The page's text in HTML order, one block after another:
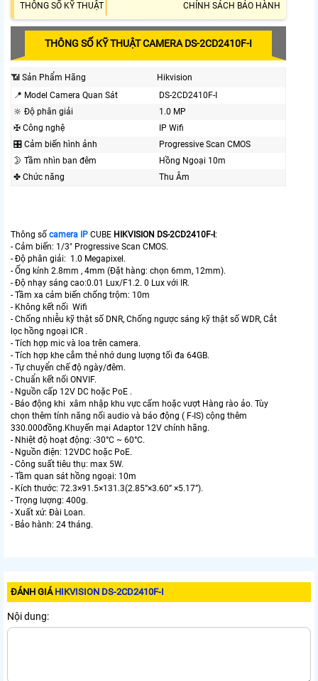
THÔNG SỐ KỸ THUẬT CHÍNH SÁCH BẢO HÀNH
THÔNG SỐ KỸ THUẬT CAMERA DS-2CD2410F-I
📶 Sản Phẩm Hãng
Hikvision
📍 Model Camera Quan Sát
DS-2CD2410F-I
🔆 Độ phân giải
1.0 MP
✠ Công nghệ
IP Wifi
🎛 Cảm biến hình ảnh
Progressive Scan CMOS
🌛 Tầm nhìn ban đêm
Hồng Ngoại 10m
✤ Chức năng
Thu Âm
Thông số camera IP CUBE HIKVISION DS-2CD2410F-I:
- Cảm biến: 1/3" Progressive Scan CMOS.
- Độ phân giải: 1.0 Megapixel.
- Ống kính 2.8mm , 4mm (Đặt hàng: chọn 6mm, 12mm).
- Độ nhạy sáng cao:0.01 Lux/F1.2. 0 Lux với IR.
- Tầm xa cảm biến chống trộm: 10m
- Không kết nối Wifi
- Chống nhiễu kỹ thật số DNR, Chống ngược sáng kỹ thật số WDR, Cắt
lọc hồng ngoại ICR .
- Tích hợp mic và loa trên camera.
- Tích hợp khe cắm thẻ nhớ dung lượng tối đa 64GB.
- Tự chuyển chế độ ngày/đêm.
- Chuẩn kết nối ONVIF.
- Nguồn cấp 12V DC hoặc PoE .
- Báo động khi xâm nhập khu vực cấm hoặc vượt Hàng rào ảo. Tùy
chọn thêm tính năng nối audio và báo động ( F-IS) cộng thêm
330.000đồng.Khuyến mại Adaptor 12V chính hãng.
- Nhiệt độ hoạt động: -30°C ~ 60°C.
- Nguồn điện: 12VDC hoặc PoE.
- Công suất tiêu thụ: max 5W.
- Tầm quan sát hồng ngoại: 10m
- Kích thước: 72.3×91.5×131.3(2.85”×3.60” ×5.17”).
- Trọng lượng: 400g.
- Xuất xứ: Đài Loan.
- Bảo hành: 24 tháng.
ĐÁNH GIÁ HIKVISION DS-2CD2410F-I
Nội dung: